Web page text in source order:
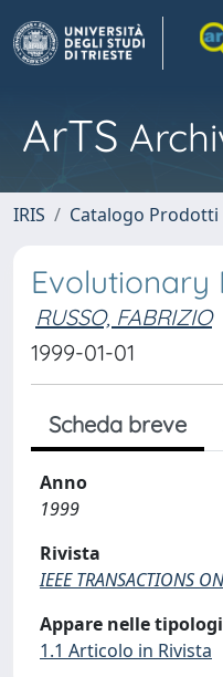
ArTS
IRIS Catalogo Prodotti
Evolutionary
RUSSO, FABRIZIO
1999-01-01
Scheda breve
Anno
1999
Rivista
IEEE TRANSACTIONS
Appare nelle
1.1 Articolo in Rivista